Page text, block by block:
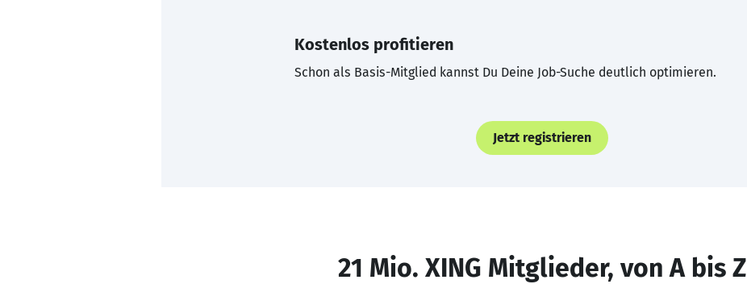
Kostenlos profitieren
Schon als Basis-Mitglied kannst Du Deine Job-Suche deutlich optimieren.
Jetzt registrieren
21 Mio. XING Mitglieder, von A bis Z